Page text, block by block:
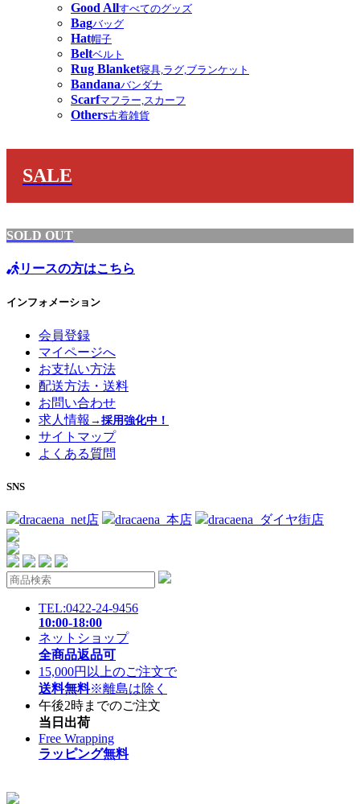
Good Allすべてのグッズ
Bagバッグ
Hat帽子
Beltベルト
Rug Blanket寝具,ラグ,ブランケット
Bandanaバンダナ
Scarfマフラー,スカーフ
Others古着雑貨
SALE
SOLD OUT
リースの方はこちら
インフォメーション
会員登録
マイページへ
お支払い方法
配送方法・送料
お問い合わせ
求人情報 →採用強化中！
サイトマップ
よくある質問
SNS
dracaena_net店 dracaena_本店 dracaena_ダイヤ街店
TEL:0422-24-9456
10:00-18:00
ネットショップ
全商品返品可
15,000円以上のご注文で
送料無料※離島は除く
午後2時までのご注文
当日出荷
Free Wrapping
ラッピング無料